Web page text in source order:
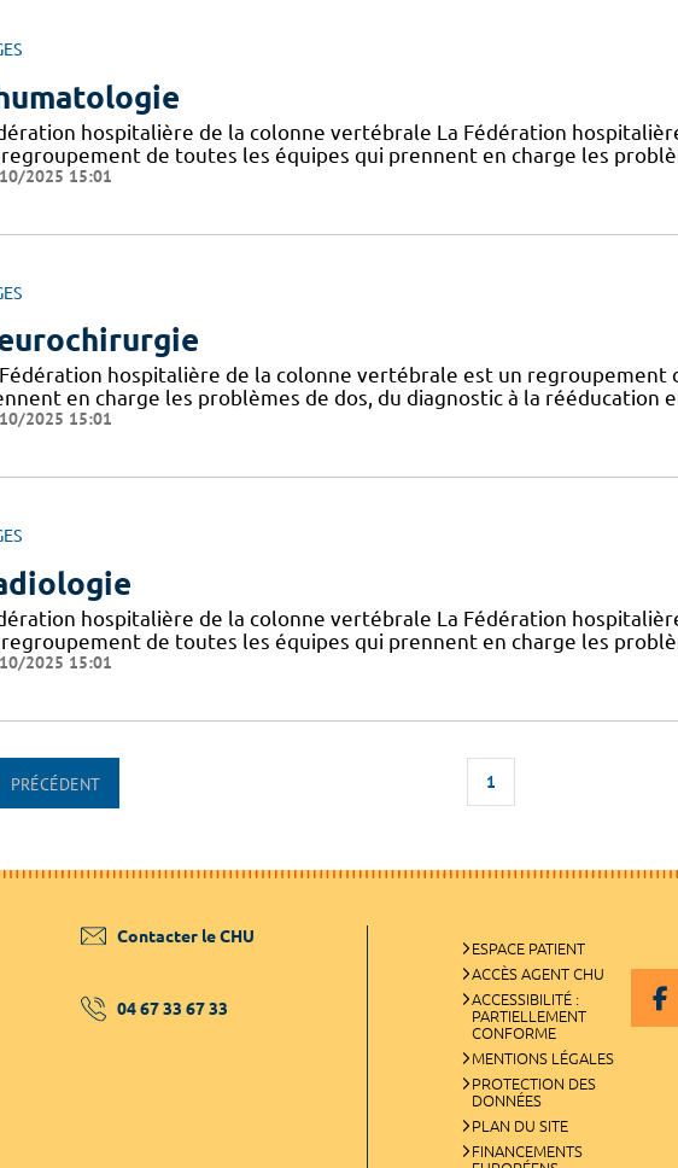
hospitalière de la colonne vertébrale La Fédération
de toutes les équipes qui prennent en charge les
2025 15:01
hospitalière de la colonne vertébrale est un regroupement
en charge les problèmes de dos, du diagnostic à la rééducation
2025 15:01
hospitalière de la colonne vertébrale La Fédération
de toutes les équipes qui prennent en charge les
2025 15:01
PRÉCÉDENT 1
Contacter le CHU
04 67 33 67 33
ESPACE PATIENT
ACCÈS AGENT CHU
ACCESSIBILITÉ :
PARTIELLEMENT
CONFORME
MENTIONS LÉGALES
PROTECTION DES
DONNÉES
PLAN DU SITE
FINANCEMENTS